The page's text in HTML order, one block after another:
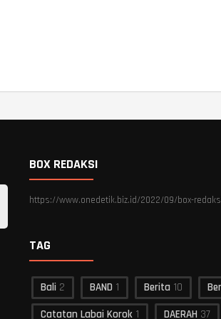
BOX REDAKSI
https://www.onedetik.biz.id/2022/09/box-
TAG
Bali 2 BAND 1 Berita 10
Catatan Labai Korok 1 DAERAH 37